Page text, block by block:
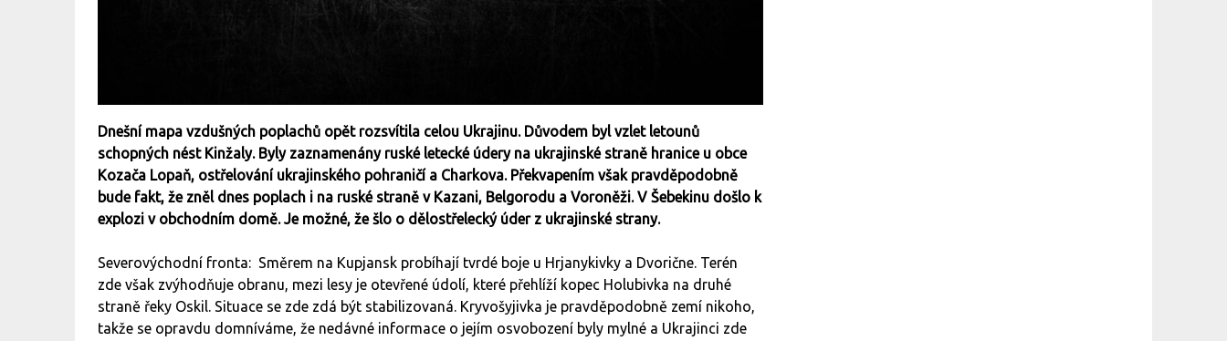
Dnešní mapa vzdušných poplachů opět rozsvítila celou Ukrajinu. Důvodem byl vzlet letounů
schopných nést Kinžaly. Byly zaznamenány ruské letecké údery na ukrajinské straně hranice u obce
Kozača Lopaň, ostřelování ukrajinského pohraničí a Charkova. Překvapením však pravděpodobně
bude fakt, že zněl dnes poplach i na ruské straně v Kazani, Belgorodu a Voroněži. V Šebekinu došlo k
explozi v obchodním domě. Je možné, že šlo o dělostřelecký úder z ukrajinské strany.
Severovýchodní fronta: Směrem na Kupjansk probíhají tvrdé boje u Hrjanykivky a Dvorične. Terén
zde však zvýhodňuje obranu, mezi lesy je otevřené údolí, které přehlíží kopec Holubivka na druhé
straně řeky Oskil. Situace se zde zdá být stabilizovaná. Kryvošyjivka je pravděpodobně zemí nikoho,
takže se opravdu domníváme, že nedávné informace o jejím osvobození byly mylné a Ukrajinci zde